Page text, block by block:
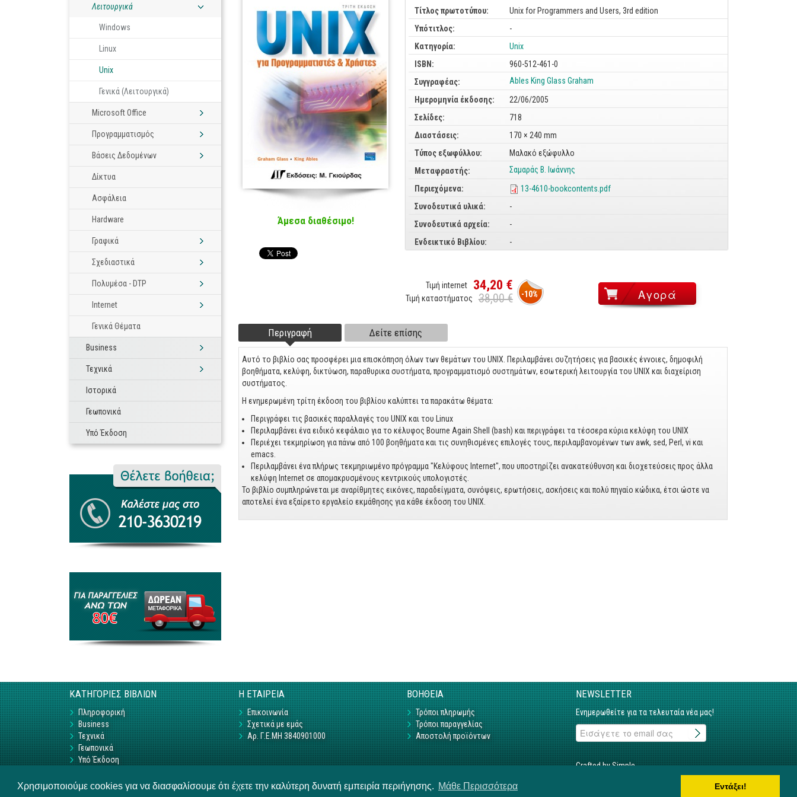
Χρησιμοποιούμε cookies για να διασφαλίσουμε ότι έχετε την καλύτερη δυνατή εμπειρία περιήγησης. Μάθε Περισσότερα Εντάξει!
Λειτουργικά
Windows
Linux
Unix
Γενικά (Λειτουργικά)
Microsoft Office
Προγραμματισμός
Βάσεις Δεδομένων
Δίκτυα
Ασφάλεια
Hardware
Γραφικά
Σχεδιαστικά
Πολυμέσα - DTP
Internet
Γενικά Θέματα
Business
Τεχνικά
Ιστορικά
Γεωπονικά
Υπό Έκδοση
Άμεσα διαθέσιμο!
Τίτλος πρωτοτύπου:
Unix for Programmers and Users, 3rd edition
Υπότιτλος:
-
Κατηγορία:
Unix
ISBN:
960-512-461-0
Συγγραφέας:
Ables King Glass Graham
Ημερομηνία έκδοσης:
22/06/2005
Σελίδες:
718
Διαστάσεις:
170 × 240 mm
Τύπος εξωφύλλου:
Μαλακό εξώφυλλο
Μεταφραστής:
Σαμαράς Β. Ιωάννης
Περιεχόμενα:
13-4610-bookcontents.pdf
Συνοδευτικά υλικά:
-
Συνοδευτικά αρχεία:
-
Ενδεικτικό Βιβλίου:
-
-10%
Τιμή internet 34,20 €
Τιμή καταστήματος 38,00 €
Footer tabs
Περιγραφή
καρτέλα)
Δείτε επίσης
Αυτό το βιβλίο σας προσφέρει μια επισκόπηση όλων των θεμάτων του UNIX. Περιλαμβάνει συζητήσεις για βασικές έννοιες, δημοφιλή
βοηθήματα, κελύφη, δικτύωση, παραθυρικα συστήματα, προγραμματισμό συστημάτων, εσωτερική λειτουργία του UNIX και διαχείριση
συστήματος.
Η ενημερωμένη τρίτη έκδοση του βιβλίου καλύπτει τα παρακάτω θέματα:
Περιγράφει τις βασικές παραλλαγές του UNIX και του Linux
Περιλαμβάνει ένα ειδικό κεφάλαιο για το κέλυφος Bourne Again Shell (bash) και περιγράφει τα τέσσερα κύρια κελύφη του UNIX
Περιέχει τεκμηρίωση για πάνω από 100 βοηθήματα και τις συνηθισμένες επιλογές τους, περιλαμβανομένων των awk, sed, Perl, vi και
emacs.
Περιλαμβάνει ένα πλήρως τεκμηριωμένο πρόγραμμα "Κελύφους Internet", που υποστηρίζει ανακατεύθυνση και διοχετεύσεις προς άλλα
κελύφη Internet σε απομακρυσμένους κεντρικούς υπολογιστές.
Το βιβλίο συμπληρώνεται με αναρίθμητες εικόνες, παραδείγματα, συνόψεις, ερωτήσεις, ασκήσεις και πολύ πηγαίο κώδικα, έτσι ώστε να
αποτελεί ένα εξαίρετο εργαλείο εκμάθησης για κάθε έκδοση του UNIX.
ΚΑΤΗΓΟΡΙΕΣ ΒΙΒΛΙΩΝ
Πληροφορική
Business
Τεχνικά
Γεωπονικά
Υπό Έκδοση
Η ΕΤΑΙΡΕΙΑ
Επικοινωνία
Σχετικά με εμάς
Αρ. Γ.Ε.ΜΗ 3840901000
ΒΟΗΘΕΙΑ
Τρόποι πληρωμής
Τρόποι παραγγελίας
Αποστολή προϊόντων
NEWSLETTER
Ενημερωθείτε για τα τελευταία νέα μας!
Crafted by Simple